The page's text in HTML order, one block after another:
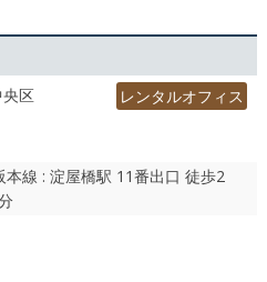
区 レンタルオフィス
線 : 淀屋橋駅 11番出口 徒歩2